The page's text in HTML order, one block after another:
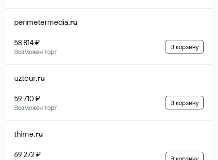
perimetermedia.ru
58 814 ₽
Возможен торг
В корзину
uztour.ru
59 710 ₽
Возможен торг
В корзину
thime.ru
69 272 ₽